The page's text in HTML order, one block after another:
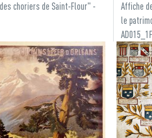
choriers de Saint-Flour" -
Affiche
le